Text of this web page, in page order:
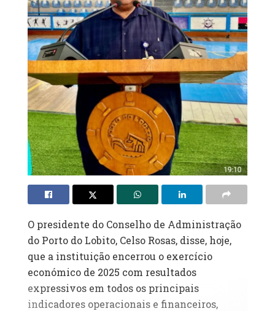
O presidente do Conselho de Administração
do Porto do Lobito, Celso Rosas, disse, hoje,
que a instituição encerrou o exercício
económico de 2025 com resultados
expressivos em todos os principais
indicadores operacionais e financeiros,